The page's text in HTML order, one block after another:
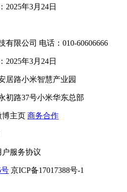
2025年3月24日
限公司 电话：010-60606666
2025年3月24日
居路小米智慧产业园
初路37号小米华东总部
博主页 商务合作
户服务协议
号 京ICP备17017388号-1